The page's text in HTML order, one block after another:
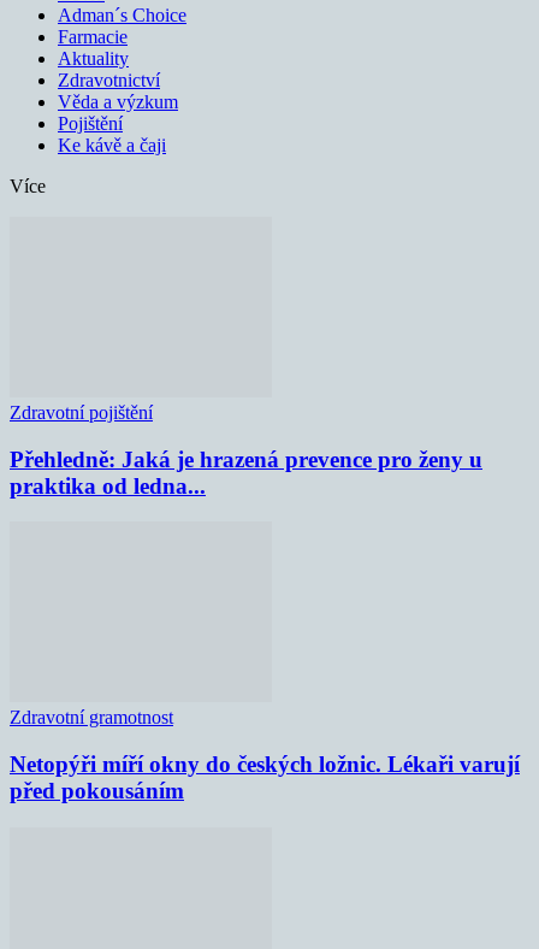
Adman´s Choice
Farmacie
Aktuality
Zdravotnictví
Věda a výzkum
Pojištění
Ke kávě a čaji
Více
Zdravotní pojištění
Přehledně: Jaká je hrazená prevence pro ženy u
praktika od ledna...
Zdravotní gramotnost
Netopýři míří okny do českých ložnic. Lékaři varují
před pokousáním